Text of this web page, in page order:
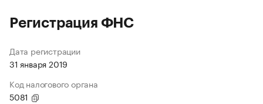
Регистрация ФНС
Дата регистрации
31 января 2019
Код налогового органа
5081